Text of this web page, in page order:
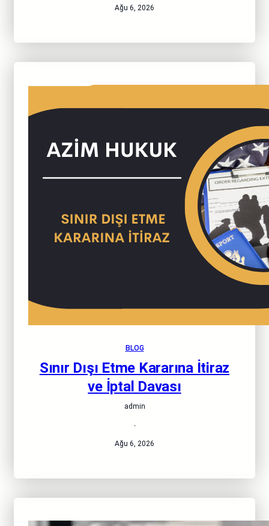
Ağu 6, 2026
BLOG
Sınır Dışı Etme Kararına İtiraz
ve İptal Davası
admin
·
Ağu 6, 2026